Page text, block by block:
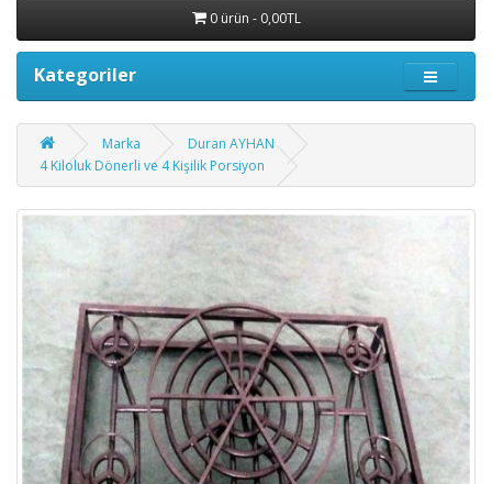
0 ürün - 0,00TL
Kategoriler
Marka
Duran AYHAN
4 Kiloluk Dönerli ve 4 Kişilik Porsiyon